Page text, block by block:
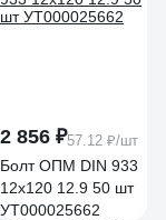
2 856 ₽57.12 ₽/шт
Болт ОПМ DIN 933
12х120 12.9 50 шт
УТ000025662